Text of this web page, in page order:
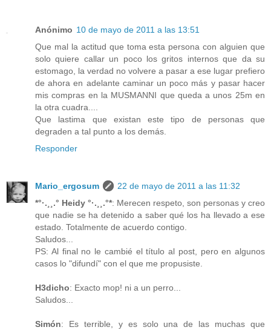
Anónimo 10 de mayo de 2011 a las 13:51
Que mal la actitud que toma esta persona con alguien que
solo quiere callar un poco los gritos internos que da su
estomago, la verdad no volvere a pasar a ese lugar prefiero
de ahora en adelante caminar un poco más y pasar hacer
mis compras en la MUSMANNI que queda a unos 25m en
la otra cuadra....
Que lastima que existan este tipo de personas que
degraden a tal punto a los demás.
Responder
Mario_ergosum
22 de mayo de 2011 a las 11:32
*°·.¸¸.° Heidy °·.¸¸.°*: Merecen respeto, son personas y creo
que nadie se ha detenido a saber qué los ha llevado a ese
estado. Totalmente de acuerdo contigo.
Saludos...
PS: Al final no le cambié el título al post, pero en algunos
casos lo "difundí" con el que me propusiste.
H3dicho: Exacto mop! ni a un perro...
Saludos...
Simón: Es terrible, y es solo una de las muchas que